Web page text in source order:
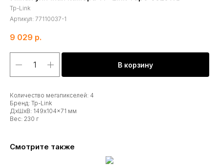
Tp-Link
Артикул: 77110037-1
9 029 р.
В корзину
Количество мегапикселей: 4
Бренд: Tp-Link
ДxШxВ: 149x104x71 мм
Вес: 230 г
Смотрите также